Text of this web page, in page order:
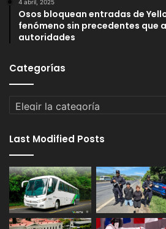
4 abril, 2025
Osos bloquean entradas de
fenómeno sin precedentes que
autoridades
Categorías
Categorías
Last Modified Posts